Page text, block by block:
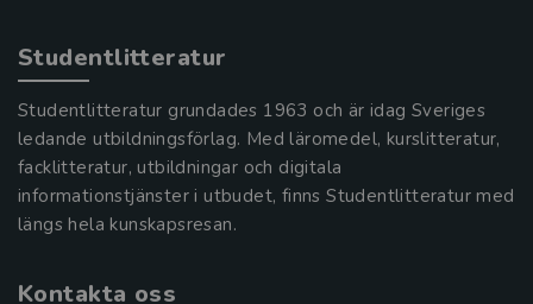
Studentlitteratur
Studentlitteratur grundades 1963 och är idag Sveriges
ledande utbildningsförlag. Med läromedel, kurslitteratur,
facklitteratur, utbildningar och digitala
informationstjänster i utbudet, finns Studentlitteratur med
längs hela kunskapsresan.
Kontakta oss